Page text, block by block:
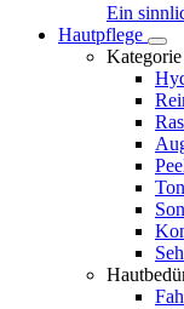
Ein
Hautpflege
Kategorie